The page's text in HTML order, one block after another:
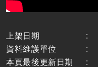
上架日期 :
資料維護單位
:
本頁最後更新日期
: